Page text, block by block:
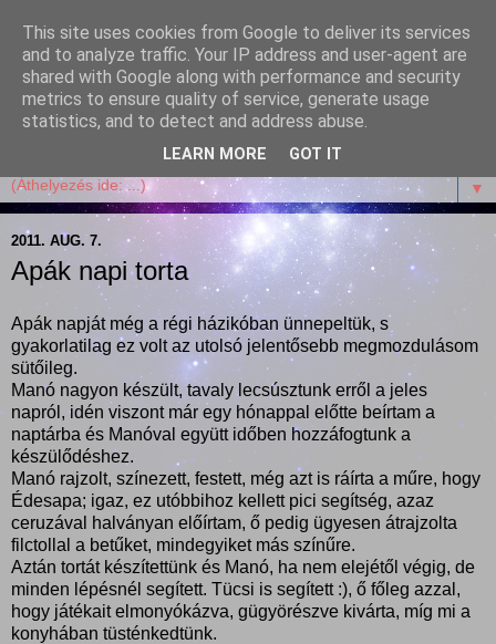
Garffyka
Szösszenetek a konyhámból, az életemből. Mosollyal,
receptekkel, vidámsággal, marcipánnal, csokival.
▼
2011. AUG. 7.
Apák napi torta
Apák napját még a régi házikóban ünnepeltük, s
gyakorlatilag ez volt az utolsó jelentősebb megmozdulásom
sütőileg.
Manó nagyon készült, tavaly lecsúsztunk erről a jeles
napról, idén viszont már egy hónappal előtte beírtam a
naptárba és Manóval együtt időben hozzáfogtunk a
készülődéshez.
Manó rajzolt, színezett, festett, még azt is ráírta a műre, hogy
Édesapa; igaz, ez utóbbihoz kellett pici segítség, azaz
ceruzával halványan előírtam, ő pedig ügyesen átrajzolta
filctollal a betűket, mindegyiket más színűre.
Aztán tortát készítettünk és Manó, ha nem elejétől végig, de
minden lépésnél segített. Tücsi is segített :), ő főleg azzal,
hogy játékait elmonyókázva, gügyörészve kivárta, míg mi a
konyhában tüsténkedtünk.
This site uses cookies from Google to deliver its services
and to analyze traffic. Your IP address and user-agent are
shared with Google along with performance and security
metrics to ensure quality of service, generate usage
statistics, and to detect and address abuse.
LEARN MORE GOT IT